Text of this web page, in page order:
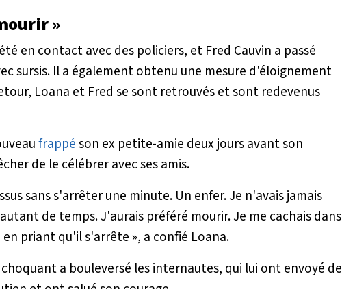
»
en contact avec des policiers, et Fred Cauvin a passé
sursis. Il a également obtenu une mesure d'éloignement
Loana et Fred se sont retrouvés et sont redevenus
frappéson ex petite-amie deux jours avant son
de le célébrer avec ses amis.
sans s'arrêter une minute. Un enfer. Je n'avais jamais
de temps. J'aurais préféré mourir. Je me cachais dans
en priant qu'il s'arrête », a confié Loana.
a bouleversé les internautes, qui lui ont envoyé de